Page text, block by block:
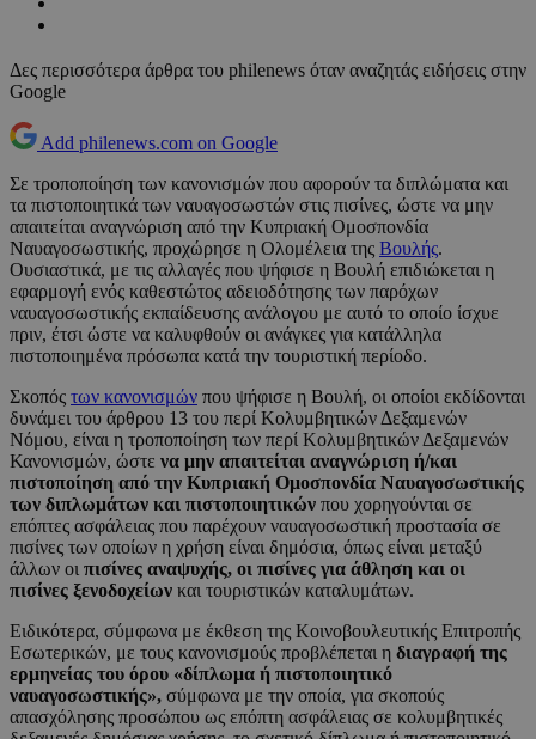
Δες περισσότερα άρθρα του philenews όταν αναζητάς ειδήσεις στην
Google
Add philenews.com on Google
Σε τροποποίηση των κανονισμών που αφορούν τα διπλώματα και
τα πιστοποιητικά των ναυαγοσωστών στις πισίνες, ώστε να μην
απαιτείται αναγνώριση από την Κυπριακή Ομοσπονδία
Ναυαγοσωστικής, προχώρησε η Ολομέλεια της Βουλής.
Ουσιαστικά, με τις αλλαγές που ψήφισε η Βουλή επιδιώκεται η
εφαρμογή ενός καθεστώτος αδειοδότησης των παρόχων
ναυαγοσωστικής εκπαίδευσης ανάλογου με αυτό το οποίο ίσχυε
πριν, έτσι ώστε να καλυφθούν οι ανάγκες για κατάλληλα
πιστοποιημένα πρόσωπα κατά την τουριστική περίοδο.
Σκοπός των κανονισμών που ψήφισε η Βουλή, οι οποίοι εκδίδονται
δυνάμει του άρθρου 13 του περί Κολυμβητικών Δεξαμενών
Νόμου, είναι η τροποποίηση των περί Κολυμβητικών Δεξαμενών
Κανονισμών, ώστε να μην απαιτείται αναγνώριση ή/και
πιστοποίηση από την Κυπριακή Ομοσπονδία Ναυαγοσωστικής
των διπλωμάτων και πιστοποιητικών που χορηγούνται σε
επόπτες ασφάλειας που παρέχουν ναυαγοσωστική προστασία σε
πισίνες των οποίων η χρήση είναι δημόσια, όπως είναι μεταξύ
άλλων οι πισίνες αναψυχής, οι πισίνες για άθληση και οι
πισίνες ξενοδοχείων και τουριστικών καταλυμάτων.
Ειδικότερα, σύμφωνα με έκθεση της Κοινοβουλευτικής Επιτροπής
Εσωτερικών, με τους κανονισμούς προβλέπεται η διαγραφή της
ερμηνείας του όρου «δίπλωμα ή πιστοποιητικό
ναυαγοσωστικής», σύμφωνα με την οποία, για σκοπούς
απασχόλησης προσώπου ως επόπτη ασφάλειας σε κολυμβητικές